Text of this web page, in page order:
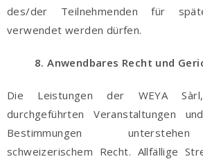
des/der Teilnehmenden für
verwendet werden dürfen.
8. Anwendbares Recht und
Die Leistungen der WEYA
durchgeführten Veranstaltungen
Bestimmungen
schweizerischem Recht. Allfällige